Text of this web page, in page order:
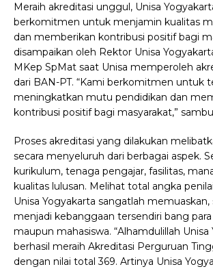
Meraih akreditasi unggul, Unisa
berkomitmen untuk menjamin kualitas
dan memberikan kontribusi positif bagi
disampaikan oleh Rektor Unisa
MKep SpMat saat Unisa memperoleh
dari BAN-PT. “Kami berkomitmen untuk
meningkatkan mutu pendidikan dan
kontribusi positif bagi masyarakat,”
Proses akreditasi yang dilakukan
secara menyeluruh dari berbagai aspek.
kurikulum, tenaga pengajar, fasilitas,
kualitas lulusan. Melihat total angka
Unisa Yogyakarta sangatlah
menjadi kebanggaan tersendiri bang
maupun mahasiswa. “Alhamdulillah Unisa
berhasil meraih Akreditasi Perguruan
dengan nilai total 369. Artinya Unisa